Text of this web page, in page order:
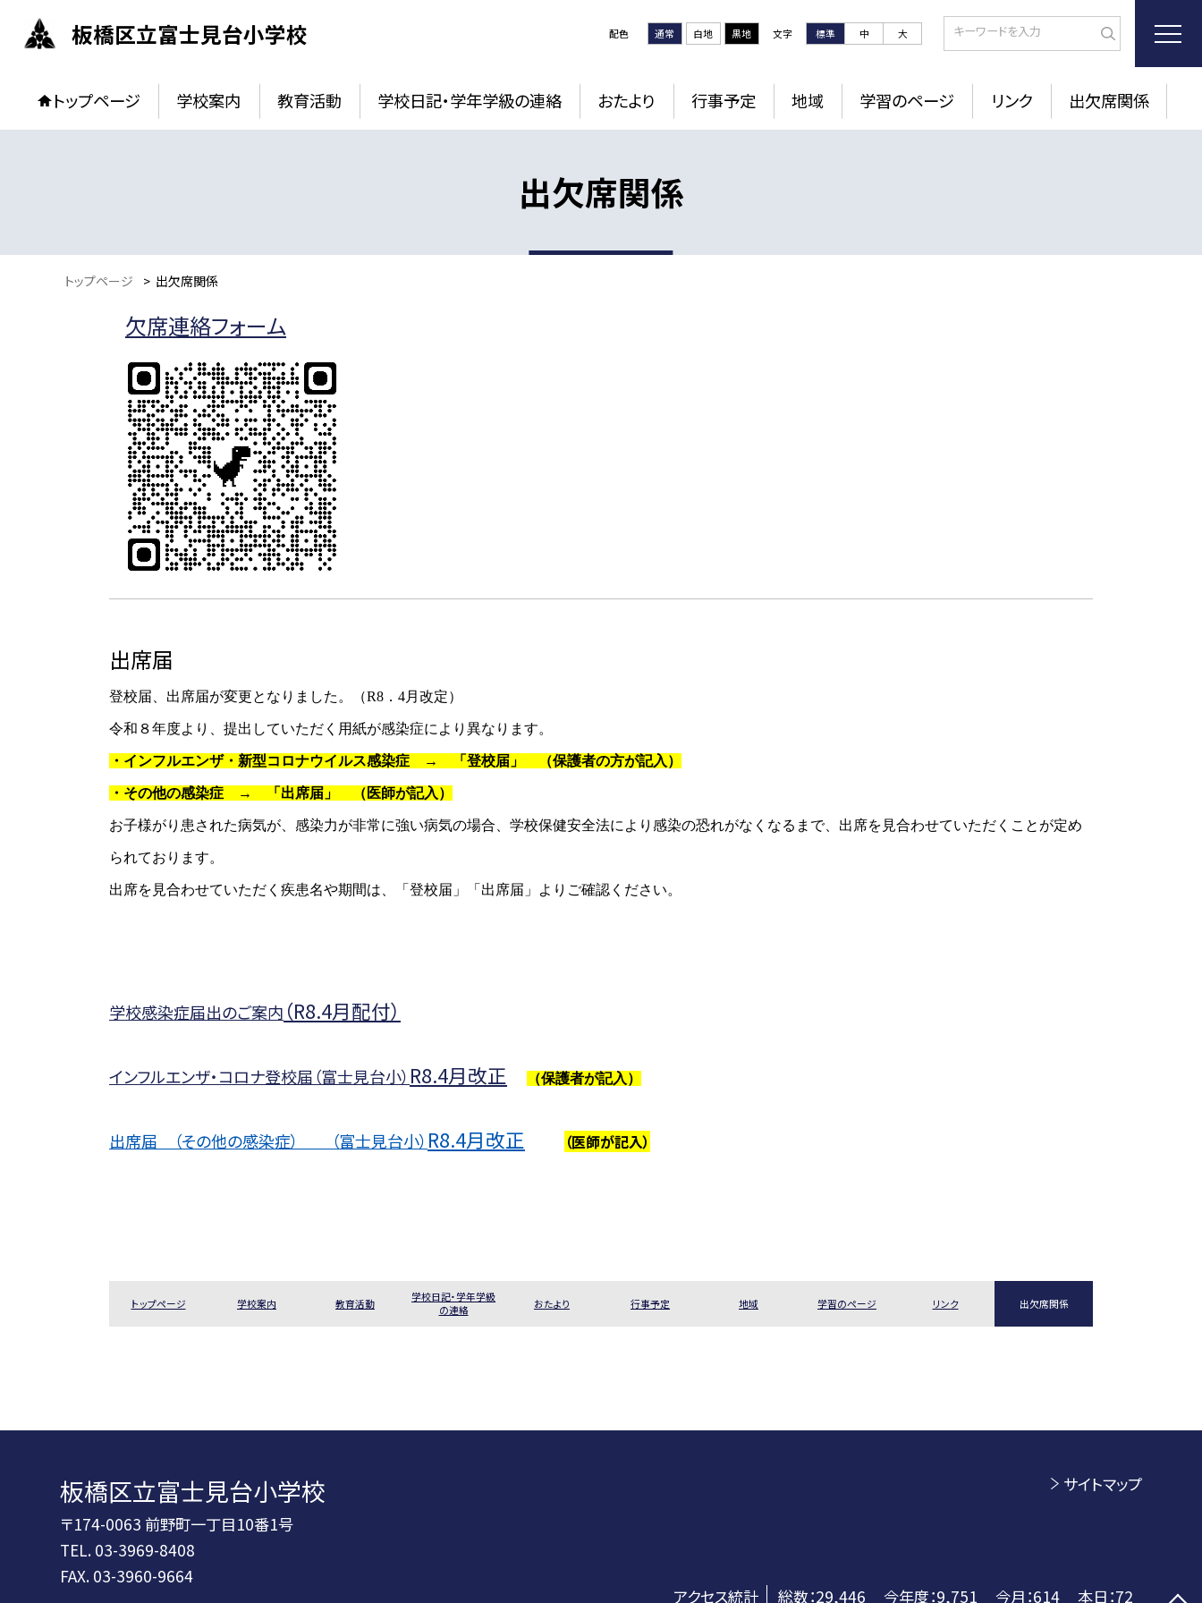
板橋区立富士見台小学校 配色 通常 白地 黒地 文字 標準 中 大
トップページ 学校案内 教育活動 学校日記・学年学級の連絡 おたより 行事予定 地域 学習のページ リンク 出欠席関係
出欠席関係
トップページ > 出欠席関係
欠席連絡フォーム
出席届
登校届、出席届が変更となりました。（R8．4月改定）
令和８年度より、提出していただく用紙が感染症により異なります。
・インフルエンザ・新型コロナウイルス感染症 → 「登校届」 （保護者の方が記入）
・その他の感染症 → 「出席届」 （医師が記入）
お子様がり患された病気が、感染力が非常に強い病気の場合、学校保健安全法により感染の恐れがなくなるまで、出席を見合わせていただくことが定め
られております。
出席を見合わせていただく疾患名や期間は、「登校届」「出席届」よりご確認ください。
学校感染症届出のご案内 （R8.4月配付）
インフルエンザ・コロナ登校届（富士見台小） R8.4月改正 （保護者が記入）
出席届 （その他の感染症） （富士見台小） R8.4月改正 （医師が記入）
トップページ 学校案内 教育活動
学校日記・学年学級
の連絡
おたより 行事予定 地域 学習のページ リンク 出欠席関係
板橋区立富士見台小学校
〒174-0063 前野町一丁目10番1号
TEL. 03-3969-8408
FAX. 03-3960-9664
サイトマップ
アクセス統計 総数：29,446 今年度：9,751 今月：614 本日：72